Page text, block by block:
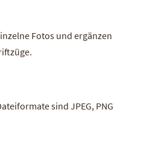
Fotos und ergänzen
sind JPEG, PNG